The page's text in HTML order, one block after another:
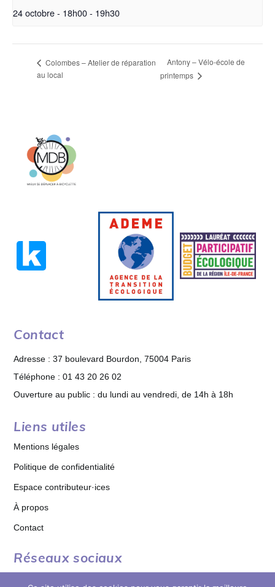
24 octobre - 18h00- 19h30
Colombes – Atelier de réparation
au local
Antony – Vélo-école de
printemps
Contact
Adresse : 37 boulevard Bourdon, 75004 Paris
Téléphone : 01 43 20 26 02
Ouverture au public : du lundi au vendredi, de 14h à 18h
Liens utiles
Mentions légales
Politique de confidentialité
Espace contributeur·ices
À propos
Contact
Réseaux sociaux